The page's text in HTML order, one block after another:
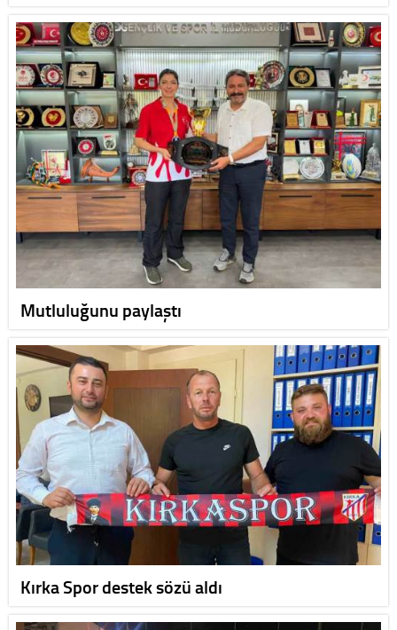
Mutluluğunu paylaştı
Kırka Spor destek sözü aldı